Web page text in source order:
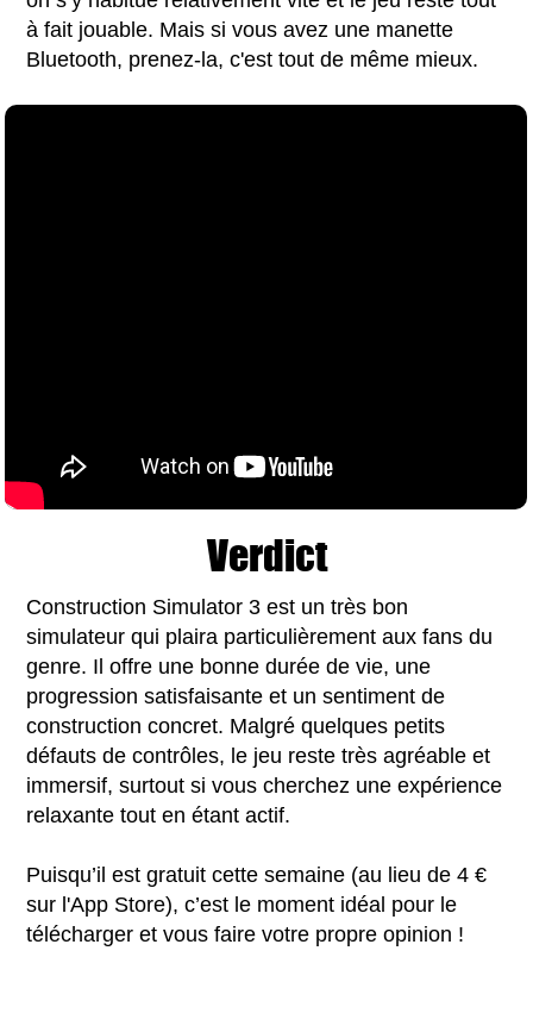
à fait jouable. Mais si vous avez une manette
Bluetooth, prenez-la, c'est tout de même mieux.
Verdict
Construction Simulator 3 est un très bon
simulateur qui plaira particulièrement aux fans du
genre. Il offre une bonne durée de vie, une
progression satisfaisante et un sentiment de
construction concret. Malgré quelques petits
défauts de contrôles, le jeu reste très agréable et
immersif, surtout si vous cherchez une expérience
relaxante tout en étant actif.
Puisqu’il est gratuit cette semaine (au lieu de 4 €
sur l'App Store), c’est le moment idéal pour le
télécharger et vous faire votre propre opinion !